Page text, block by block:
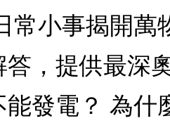
常小事揭開萬
答，提供最深
發電？ 為